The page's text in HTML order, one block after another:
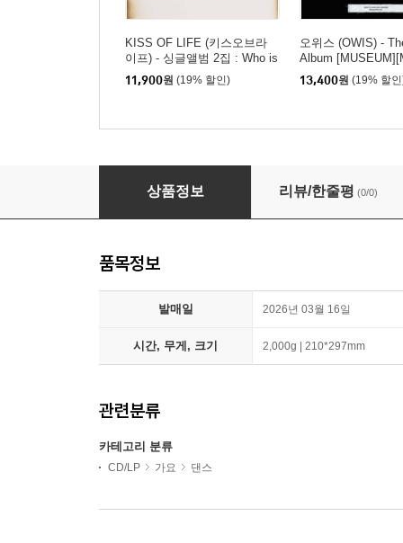
KISS OF LIFE (키스오브라
이프) - 싱글앨범 2집 : Who is
she [Who Ver.]
11,900원 (19% 할인)
오위스 (OWIS) -
Album
iece Ver.][5종 중 1
송]
13,400원 (19% 할
오드유스 (ODD YOUTH) - 싱글앨범 2집 :
상품정보 리뷰/한줄평 (0/0)
품목정보
발매일 2026년 03월 16일
시간, 무게, 크기 2,000g | 210*297mm
관련분류
카테고리 분류
CD/LP 가요 댄스